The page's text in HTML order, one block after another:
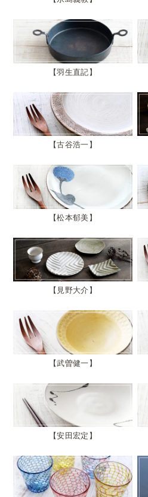
羽生直記
古谷浩一
松本郁美
見野大介
武曽健一
安田宏定